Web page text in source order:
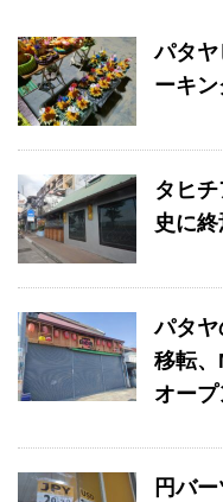
パタヤ
ーキン
タヒ
史に終
パタヤ
移転
オープ
円バ